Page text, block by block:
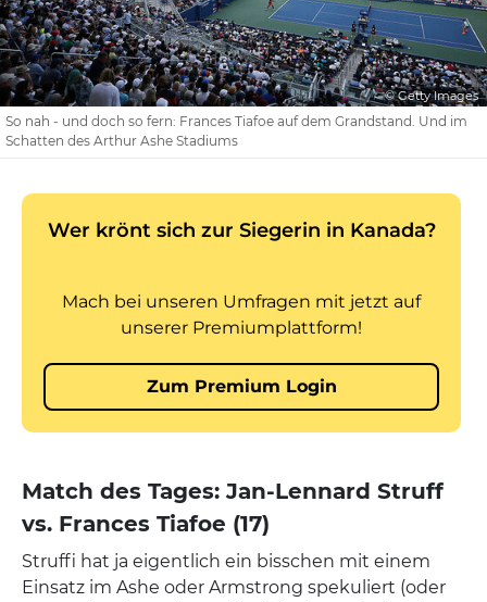
© Getty Images
So nah - und doch so fern: Frances Tiafoe auf dem Grandstand. Und im
Schatten des Arthur Ashe Stadiums
Match des Tages: Jan-Lennard Struff
vs. Frances Tiafoe (17)
Struffi hat ja eigentlich ein bisschen mit einem
Einsatz im Ashe oder Armstrong spekuliert (oder